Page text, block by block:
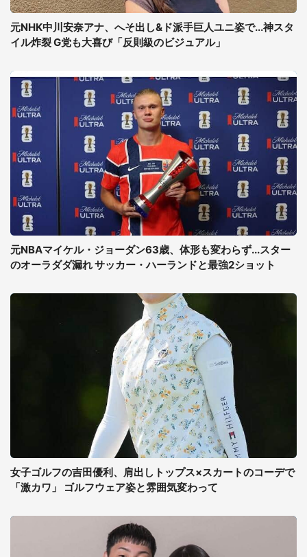
元NHK中川安奈アナ、へそ出し&ド派手巨人ユニ姿で...神スタ
イル炸裂 G党も大喜び「反則級のビジュアル」
元NBAマイケル・ジョーダン63歳、体形も変わらず...スター
のオーラダダ漏れ サッカー・ハーランドと最強2ショット
女子ゴルフの吉田優利、肩出しトップス×スカートのコーデで
「激カワ」 ゴルフウェア姿と雰囲気変わって